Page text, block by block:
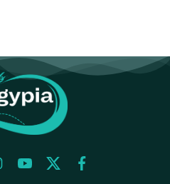
facebook
twitter